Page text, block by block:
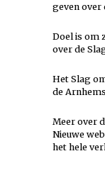
geven over
Doel is om
over de
Het Slag
de
Meer over
Nieuwe
het hele